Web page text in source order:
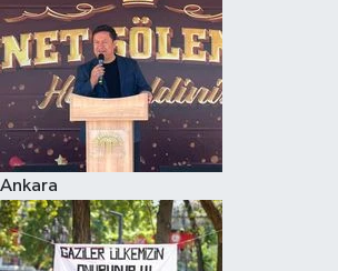
Ankara